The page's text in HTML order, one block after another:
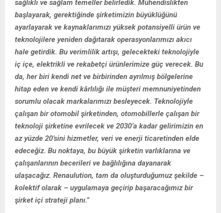
sağlıklı ve sağlam temeller belirledik. Mühendislikten
başlayarak, gerektiğinde şirketimizin büyüklüğünü
ayarlayarak ve kaynaklarımızı yüksek potansiyelli ürün ve
teknolojilere yeniden dağıtarak operasyonlarımızı akıcı
hale getirdik. Bu verimlilik artışı, gelecekteki teknolojiyle
iç içe, elektrikli ve rekabetçi ürünlerimize güç verecek. Bu
da, her biri kendi net ve birbirinden ayrılmış bölgelerine
hitap eden ve kendi kârlılığı ile müşteri memnuniyetinden
sorumlu olacak markalarımızı besleyecek. Teknolojiyle
çalışan bir otomobil şirketinden, otomobillerle çalışan bir
teknoloji şirketine evrilecek ve 2030’a kadar gelirimizin en
az yüzde 20’sini hizmetler, veri ve enerji ticaretinden elde
edeceğiz. Bu noktaya, bu büyük şirketin varlıklarına ve
çalışanlarının becerileri ve bağlılığına dayanarak
ulaşacağız. Renaulution, tam da oluşturduğumuz şekilde –
kolektif olarak – uygulamaya geçirip başaracağımız bir
şirket içi strateji planı.”